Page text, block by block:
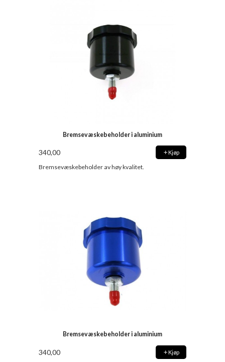
Bremsevæskebeholder i aluminium
340,00 Kjøp
Bremsevæskebeholder av høy kvalitet.
Bremsevæskebeholder i aluminium
340,00 Kjøp